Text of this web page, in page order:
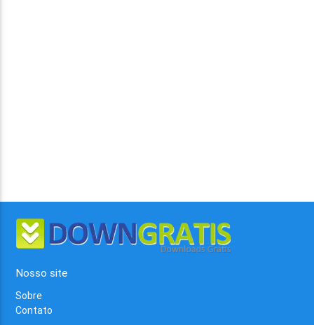
Nosso site
Sobre
Contato